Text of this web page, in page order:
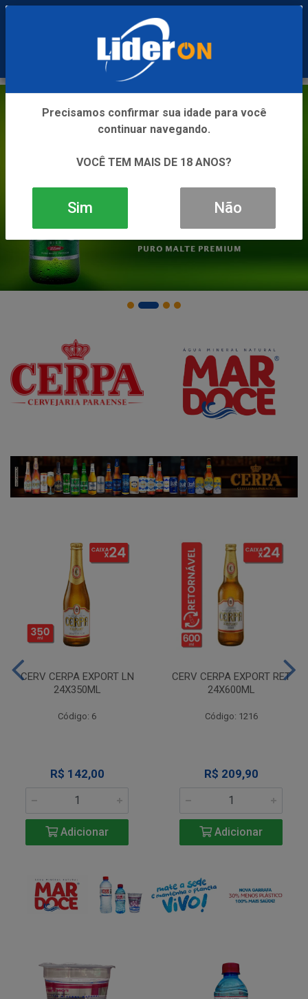
CERV CERPA EXPORT LN
24X350ML
Código: 6
R$ 142,00
Adicionar
CERV CERPA EXPORT RET
24X600ML
Código: 1216
R$ 209,90
Adicionar
Precisamos confirmar sua idade para você
continuar navegando.
VOCÊ TEM MAIS DE 18 ANOS?
Sim Não